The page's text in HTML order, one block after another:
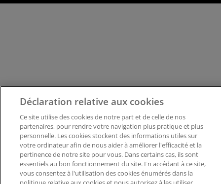
Déclaration relative aux cookies
Ce site utilise des cookies de notre part et de celle de nos
partenaires, pour rendre votre navigation plus pratique et plus
personnelle. Les cookies stockent des informations utiles sur
votre ordinateur afin de nous aider à améliorer l'efficacité et la
pertinence de notre site pour vous. Dans certains cas, ils sont
essentiels au bon fonctionnement du site. En accédant à ce site,
vous consentez à l'utilisation des cookies énumérés dans la